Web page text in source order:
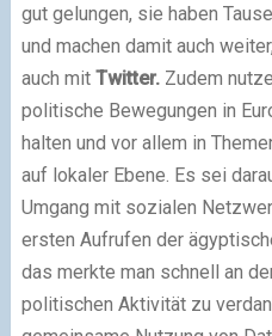
gut gelungen, sie haben
und machen damit auch
auch mit Twitter.Zudem
politische Bewegungen in
halten und vor allem in
auf lokaler Ebene. Es sei
Umgang mit sozialen
ersten Aufrufen der
das merkte man schnell an
politischen Aktivität zu